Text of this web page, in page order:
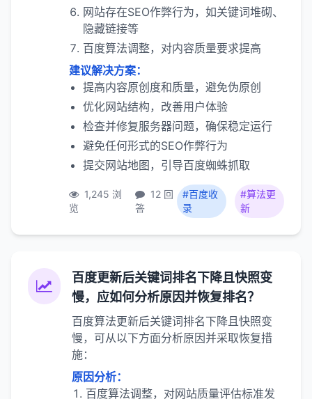
网站存在SEO作弊行为，如关键词堆砌、
隐藏链接等
百度算法调整，对内容质量要求提高
建议解决方案：
提高内容原创度和质量，避免伪原创
优化网站结构，改善用户体验
检查并修复服务器问题，确保稳定运行
避免任何形式的SEO作弊行为
提交网站地图，引导百度蜘蛛抓取
1,245 浏
览
12 回
答
#百度收
录
#算法更
新
百度更新后关键词排名下降且快照变
慢，应如何分析原因并恢复排名？
百度算法更新后关键词排名下降且快照变
慢，可从以下方面分析原因并采取恢复措
施：
原因分析：
百度算法调整，对网站质量评估标准发